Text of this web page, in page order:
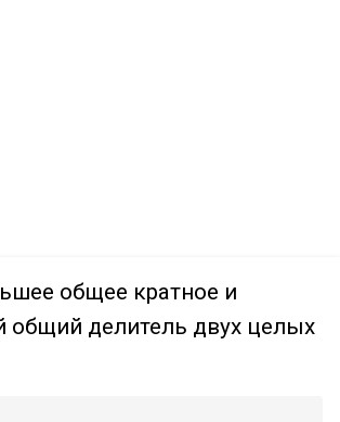
общее кратное и
общий делитель двух целых